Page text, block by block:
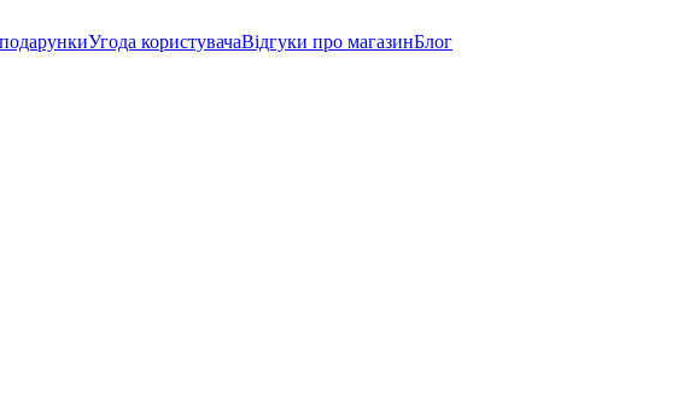
Угода користувачаВідгуки про магазинБлог